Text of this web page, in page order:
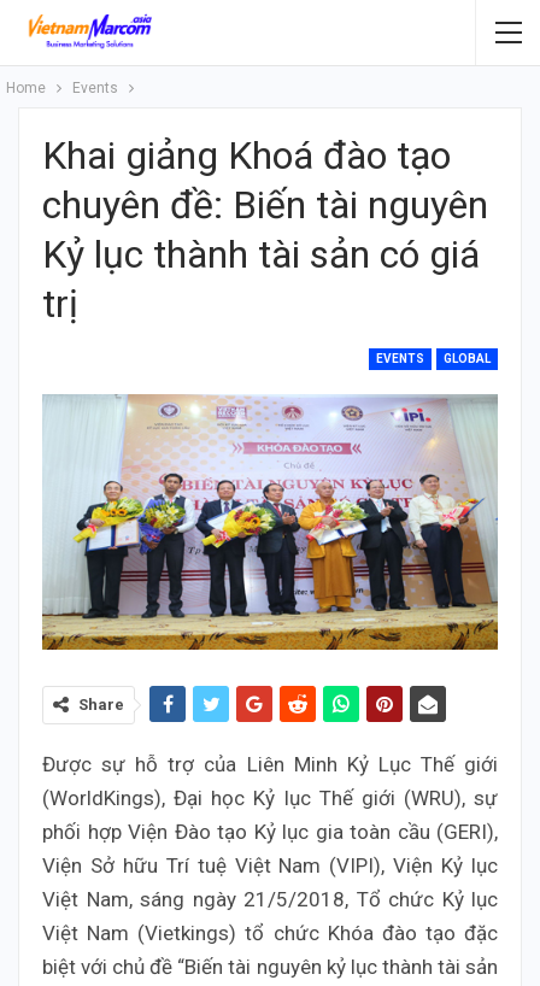
Home Events
Khai giảng Khoá đào tạo
chuyên đề: Biến tài nguyên
Kỷ lục thành tài sản có giá
trị
EVENTS GLOBAL
Share
Được sự hỗ trợ của Liên Minh Kỷ Lục Thế giới
(WorldKings), Đại học Kỷ lục Thế giới (WRU), sự
phối hợp Viện Đào tạo Kỷ lục gia toàn cầu (GERI),
Viện Sở hữu Trí tuệ Việt Nam (VIPI), Viện Kỷ lục
Việt Nam, sáng ngày 21/5/2018, Tổ chức Kỷ lục
Việt Nam (Vietkings) tổ chức Khóa đào tạo đặc
biệt với chủ đề “Biến tài nguyên kỷ lục thành tài sản